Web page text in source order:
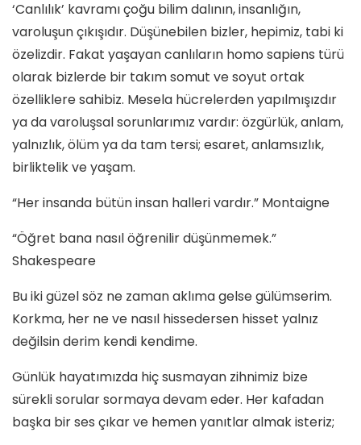
‘Canlılık’ kavramı çoğu bilim dalının, insanlığın,
varoluşun çıkışıdır. Düşünebilen bizler, hepimiz, tabi ki
özelizdir. Fakat yaşayan canlıların homo sapiens türü
olarak bizlerde bir takım somut ve soyut ortak
özelliklere sahibiz. Mesela hücrelerden yapılmışızdır
ya da varoluşsal sorunlarımız vardır: özgürlük, anlam,
yalnızlık, ölüm ya da tam tersi; esaret, anlamsızlık,
birliktelik ve yaşam.
“Her insanda bütün insan halleri vardır.” Montaigne
“Öğret bana nasıl öğrenilir düşünmemek.”
Shakespeare
Bu iki güzel söz ne zaman aklıma gelse gülümserim.
Korkma, her ne ve nasıl hissedersen hisset yalnız
değilsin derim kendi kendime.
Günlük hayatımızda hiç susmayan zihnimiz bize
sürekli sorular sormaya devam eder. Her kafadan
başka bir ses çıkar ve hemen yanıtlar almak isteriz;